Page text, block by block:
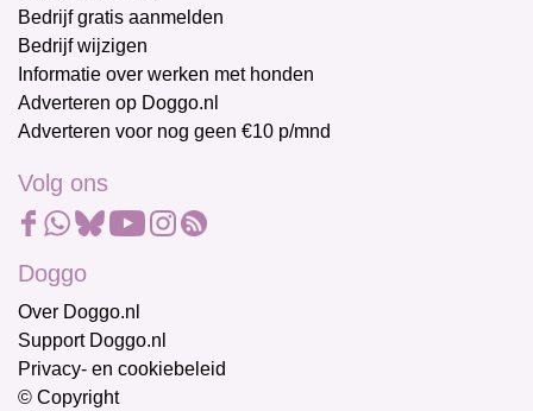
Bedrijf gratis aanmelden
Bedrijf wijzigen
Informatie over werken met honden
Adverteren op Doggo.nl
Adverteren voor nog geen €10 p/mnd
Volg ons
Doggo
Over Doggo.nl
Support Doggo.nl
Privacy- en cookiebeleid
© Copyright